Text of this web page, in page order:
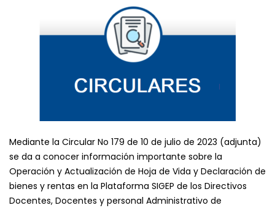
Mediante la Circular No 179 de 10 de julio de 2023 (adjunta)
se da a conocer información importante sobre la
Operación y Actualización de Hoja de Vida y Declaración de
bienes y rentas en la Plataforma SIGEP de los Directivos
Docentes, Docentes y personal Administrativo de